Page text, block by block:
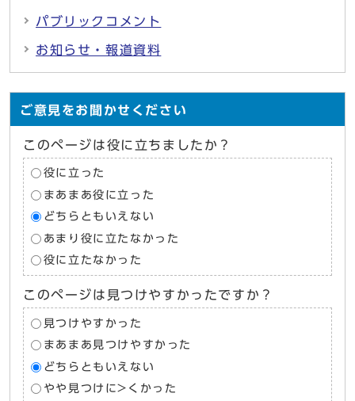
パブリックコメント
お知らせ・報道資料
ご意見をお聞かせください
このページは役に立ちましたか？
役に立った
まあまあ役に立った
どちらともいえない
あまり役に立たなかった
役に立たなかった
このページは見つけやすかったですか？
見つけやすかった
まあまあ見つけやすかった
どちらともいえない
やや見つけに>くかった